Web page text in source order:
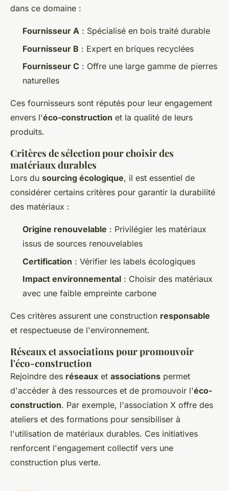
dans ce domaine :
Fournisseur A : Spécialisé en bois traité durable
Fournisseur B : Expert en briques recyclées
Fournisseur C : Offre une large gamme de pierres
naturelles
Ces fournisseurs sont réputés pour leur engagement
envers l'éco-construction et la qualité de leurs
produits.
Critères de sélection pour choisir des
matériaux durables
Lors du sourcing écologique, il est essentiel de
considérer certains critères pour garantir la durabilité
des matériaux :
Origine renouvelable : Privilégier les matériaux
issus de sources renouvelables
Certification : Vérifier les labels écologiques
Impact environnemental : Choisir des matériaux
avec une faible empreinte carbone
Ces critères assurent une construction responsable
et respectueuse de l'environnement.
Réseaux et associations pour promouvoir
l'éco-construction
Rejoindre des réseaux et associations permet
d'accéder à des ressources et de promouvoir l'éco-
construction. Par exemple, l'association X offre des
ateliers et des formations pour sensibiliser à
l'utilisation de matériaux durables. Ces initiatives
renforcent l'engagement collectif vers une
construction plus verte.